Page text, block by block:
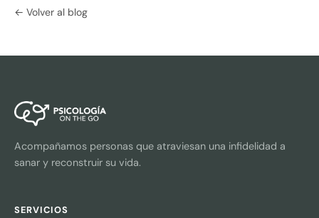
← Volver al blog
Acompañamos personas que atraviesan una infidelidad a
sanar y reconstruir su vida.
SERVICIOS